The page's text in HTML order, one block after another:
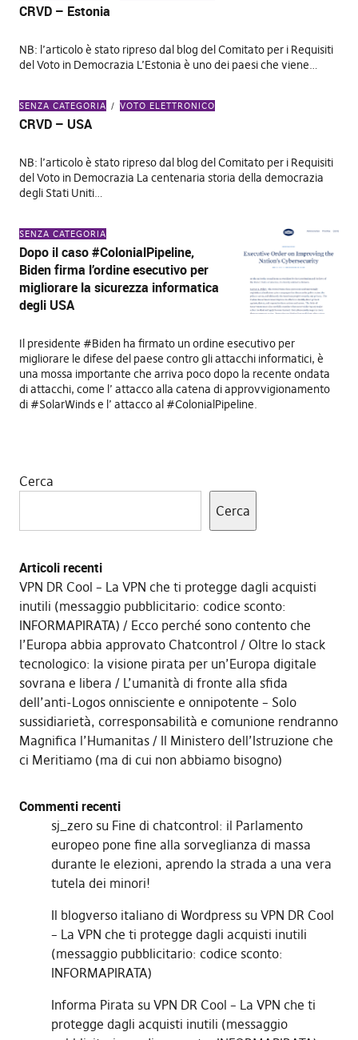
CRVD – Estonia
NB: l’articolo è stato ripreso dal blog del Comitato per i Requisiti
del Voto in Democrazia L’Estonia è uno dei paesi che viene…
SENZA CATEGORIA VOTO ELETTRONICO
CRVD – USA
NB: l’articolo è stato ripreso dal blog del Comitato per i Requisiti
del Voto in Democrazia La centenaria storia della democrazia
degli Stati Uniti…
SENZA CATEGORIA
Dopo il caso #ColonialPipeline,
Biden firma l’ordine esecutivo per
migliorare la sicurezza informatica
degli USA
Il presidente #Biden ha firmato un ordine esecutivo per
migliorare le difese del paese contro gli attacchi informatici, è
una mossa importante che arriva poco dopo la recente ondata
di attacchi, come l’ attacco alla catena di approvvigionamento
di #SolarWinds e l’ attacco al #ColonialPipeline.
Cerca
Cerca
Articoli recenti
VPN DR Cool – La VPN che ti protegge dagli acquisti
inutili (messaggio pubblicitario: codice sconto:
INFORMAPIRATA)
Ecco perché sono contento che
l’Europa abbia approvato Chatcontrol
Oltre lo stack
tecnologico: la visione pirata per un’Europa digitale
sovrana e libera
L’umanità di fronte alla sfida
dell’anti-Logos onnisciente e onnipotente – Solo
sussidiarietà, corresponsabilità e comunione rendranno
Magnifica l’Humanitas
Il Ministero dell’Istruzione che
ci Meritiamo (ma di cui non abbiamo bisogno)
Commenti recenti
sj_zerosu Fine di chatcontrol: il Parlamento
europeo pone fine alla sorveglianza di massa
durante le elezioni, aprendo la strada a una vera
tutela dei minori!
Il blogverso italiano di Wordpresssu VPN DR Cool
– La VPN che ti protegge dagli acquisti inutili
(messaggio pubblicitario: codice sconto:
INFORMAPIRATA)
Informa Pirata su VPN DR Cool – La VPN che ti
protegge dagli acquisti inutili (messaggio